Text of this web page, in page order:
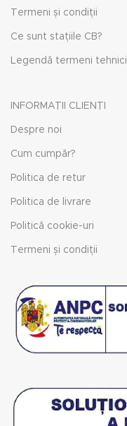
Termeni și condiții
Ce sunt stațiile CB?
Legendă termeni tehnici
INFORMAȚII CLIENȚI
Despre noi
Cum cumpăr?
Politica de retur
Politica de livrare
Politică cookie-uri
Termeni și condiții